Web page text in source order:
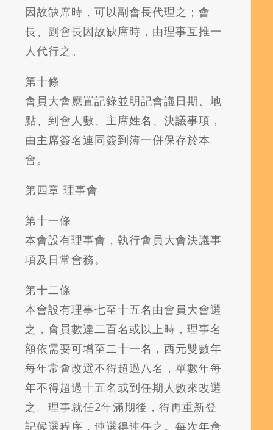
因故缺席時，可以副會長代理之；會
長、副會長因故缺席時，由理事互推一
人代行之。
第十條
會員大會應置記錄並明記會議日期、地
點、到會人數、主席姓名、決議事項，
由主席簽名連同簽到簿一併保存於本
會。
第四章 理事會
第十一條
本會設有理事會，執行會員大會決議事
項及日常會務。
第十二條
本會設有理事七至十五名由會員大會選
之，會員數達二百名或以上時，理事名
額依需要可增至二十一名，西元雙數年
每年常會改選不得超過八名，單數年每
年不得超過十五名或到任期人數來改選
之。理事就任2年滿期後，得再重新登
記候選程序，連選得連任之。每次年會